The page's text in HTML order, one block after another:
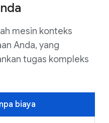
mesin konteks
Anda, yang
tugas kompleks
biaya